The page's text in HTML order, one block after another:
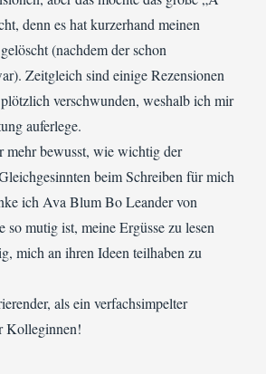
denn es hat kurzerhand meinen
(nachdem der schon
Zeitgleich sind einige Rezensionen
verschwunden, weshalb ich mir
auferlege.
bewusst, wie wichtig der
beim Schreiben für mich
ich Ava Blum Bo Leander von
so mutig ist, meine Ergüsse zu lesen
mich an ihren Ideen teilhaben zu
als ein verfachsimpelter
Kolleginnen!